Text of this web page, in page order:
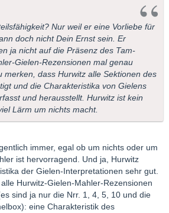
Nur weil er eine Vorliebe für
doch nicht Dein Ernst sein. Er
ja nicht auf die Präsenz des Tam-
Gielen-Rezensionen mal genau
merken, dass Hurwitz alle Sektionen des
und die Charakteristika von Gielens
und herausstellt. Hurwitz ist kein
Lärm um nichts macht.
immer, egal ob um nichts oder um
ist hervorragend. Und ja, Hurwitz
der Gielen-Interpretationen sehr gut.
Hurwitz-Gielen-Mahler-Rezensionen
sind ja nur die Nrr. 1, 4, 5, 10 und die
eine Charakteristik des